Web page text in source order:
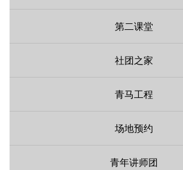
第二课堂
社团之家
青马工程
场地预约
青年讲师团